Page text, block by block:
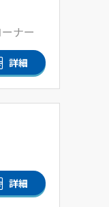
ナー
詳細
詳細